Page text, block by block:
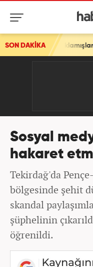
SON DAKİKA
Hepsi ABD ve İsrail'e
Sosyal
hakaret
Tekirdağ'da
bölgesinde şehit
skandal
şüphelinin
öğrenildi.